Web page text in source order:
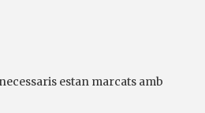
estan marcats amb